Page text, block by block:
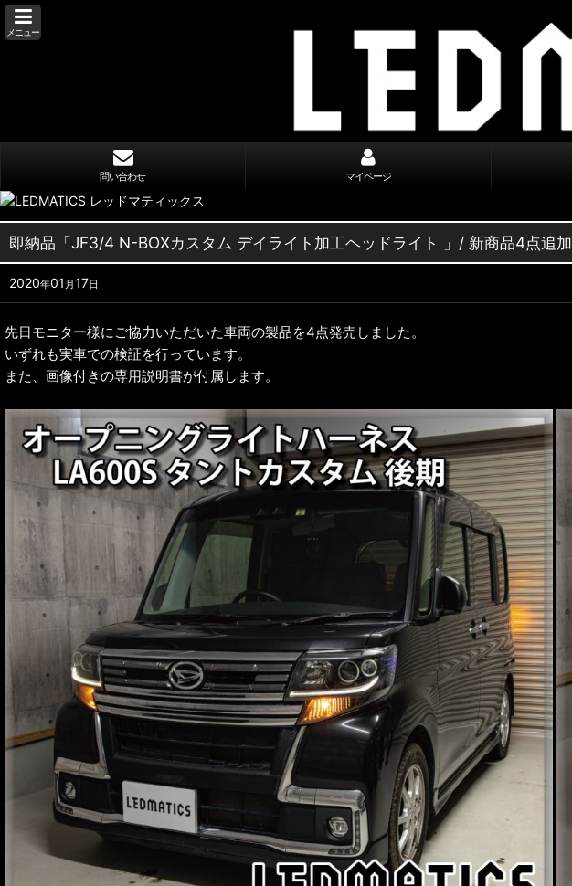
メニュー
問い合わせ マイページ
即納品「JF3/4 N-BOXカスタム デイライト加工ヘッドライト 」/ 新商品4点追加
2020年01 月 17日
先日モニター様にご協力いただいた車両の製品を4点発売しました。
いずれも実車での検証を行っています。
また、画像付きの専用説明書が付属します。